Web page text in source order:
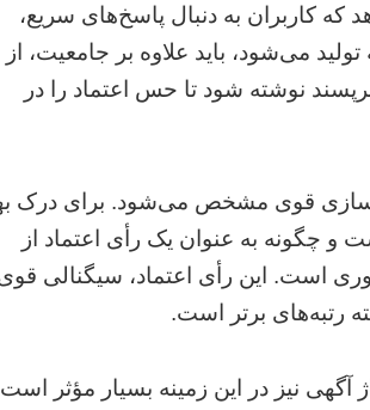
که کاربران به دنبال پاسخ‌های سریع،
می‌شود، باید علاوه بر جامعیت، از
نوشته شود تا حس اعتماد را در
قوی مشخص می‌شود. برای درک
و چگونه به عنوان یک رأی اعتماد از
است. این رأی اعتماد، سیگنالی
رتبه‌های برتر است.
آگهی نیز در این زمینه بسیار مؤثر